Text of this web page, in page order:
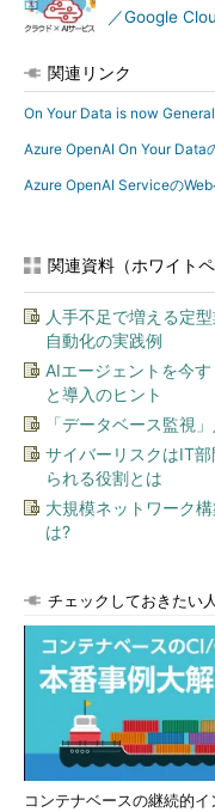
／Google
関連リンク
On Your Data is now
Azure OpenAI On Your Data
Azure OpenAI ServiceのWeb
関連資料（ホワイトペ
人手不足で増える定
自動化の実践例
AIエージェントを今
と導入のヒント
「データベース監視
サイバーリスクはIT
られる役割とは
大規模ネットワーク
は?
チェックしておきたい
コンテナベースの継続的イ